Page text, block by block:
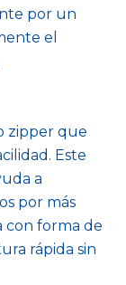
por un
el
zipper que
Este
a
por más
con forma de
rápida sin